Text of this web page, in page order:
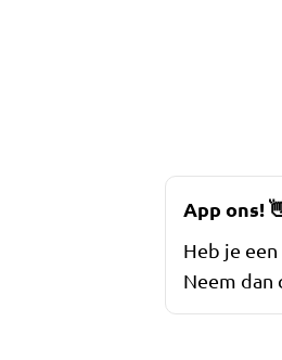
App ons!
Heb je
Neem dan